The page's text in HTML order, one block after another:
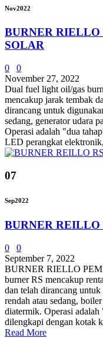
Nov2022
BURNER RIELLO
SOLAR
0
0
November 27, 2022
Dual fuel light oil/gas
mencakup jarak tembak
dirancang untuk
sedang, generator udara
Operasi adalah "dua
LED perangkat
07
Sep2022
BURNER REILLO
0
0
September 7, 2022
BURNER RIELLO
burner RS ​​mencakup
dan telah dirancang
rendah atau sedang,
diatermik. Operasi
dilengkapi dengan kotak
Read More